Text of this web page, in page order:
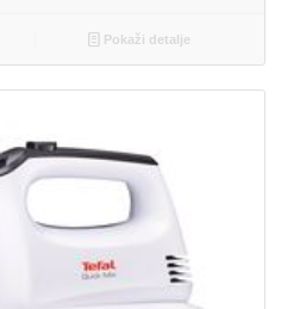
Pokaži detalje